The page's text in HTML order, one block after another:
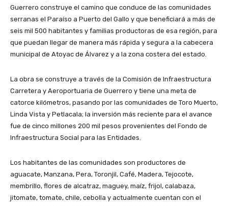
Guerrero construye el camino que conduce de las comunidades
serranas el Paraíso a Puerto del Gallo y que beneficiará a más de
seis mil 500 habitantes y familias productoras de esa región, para
que puedan llegar de manera más rápida y segura a la cabecera
municipal de Atoyac de Álvarez y a la zona costera del estado.
La obra se construye a través de la Comisión de Infraestructura
Carretera y Aeroportuaria de Guerrero y tiene una meta de
catorce kilómetros, pasando por las comunidades de Toro Muerto,
Linda Vista y Petlacala; la inversión más reciente para el avance
fue de cinco millones 200 mil pesos provenientes del Fondo de
Infraestructura Social para las Entidades.
Los habitantes de las comunidades son productores de
aguacate, Manzana, Pera, Toronjil, Café, Madera, Tejocote,
membrillo, flores de alcatraz, maguey, maíz, frijol, calabaza,
jitomate, tomate, chile, cebolla y actualmente cuentan con el